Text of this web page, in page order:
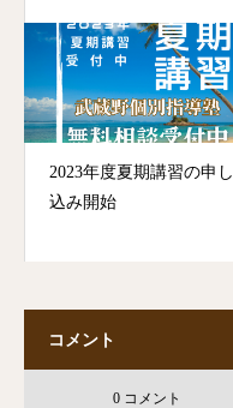
2023年度夏期講習の申し
込み開始
コメント
0 コメント